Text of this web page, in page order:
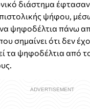
διάστημα
ψήφου,
ψηφοδέλτια πάνω
σημαίνει ότι δεν
τα ψηφοδέλτια από